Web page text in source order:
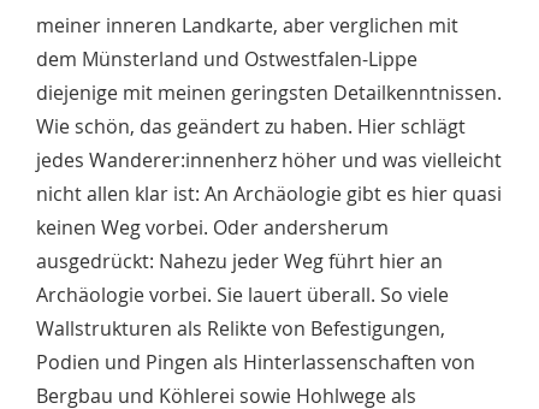
meiner inneren Landkarte, aber verglichen mit
dem Münsterland und Ostwestfalen-Lippe
diejenige mit meinen geringsten Detailkenntnissen.
Wie schön, das geändert zu haben. Hier schlägt
jedes Wanderer:innenherz höher und was vielleicht
nicht allen klar ist: An Archäologie gibt es hier quasi
keinen Weg vorbei. Oder andersherum
ausgedrückt: Nahezu jeder Weg führt hier an
Archäologie vorbei. Sie lauert überall. So viele
Wallstrukturen als Relikte von Befestigungen,
Podien und Pingen als Hinterlassenschaften von
Bergbau und Köhlerei sowie Hohlwege als